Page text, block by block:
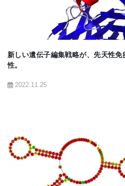
ドが含まれていた。ナノ粒子
向かうと、AMD3100を放出
放出し、免疫抑制性の骨髄
から、腫瘍はとても賢いのだ
導管を回復させるので、ナノ
ることができるのだ」とカ
新しい遺伝子編集戦略が、先天性
性。
2022.11.25